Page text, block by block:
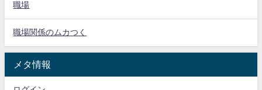
職場
職場関係のムカつく
メタ情報